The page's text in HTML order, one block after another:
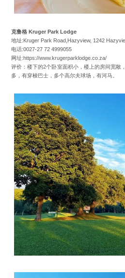
克鲁格 Kruger Park Lodge
地址:Kruger Park Road,Hazyview, 1242
电话:0027-27 72 4999055
网址:https://www.krugerparklodge.co.za/
评价：楼下的2个卧室面积小，楼上的房间宽敞
多，有穿梭巴士，多个高尔夫球场，有河马。